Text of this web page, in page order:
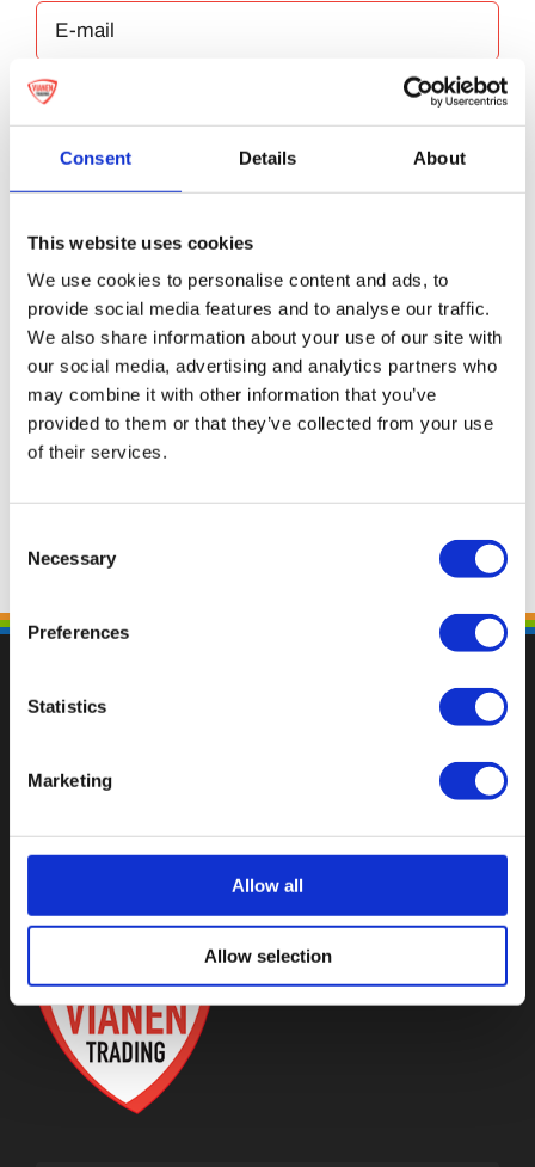
Consent Details About
This website uses cookies
We use cookies to personalise content and ads, to
provide social media features and to analyse our traffic.
We also share information about your use of our site with
our social media, advertising and analytics partners who
may combine it with other information that you’ve
provided to them or that they’ve collected from your use
of their services.
Selection
Necessary
Preferences
Statistics
Marketing
Allow all
Allow selection
Bewaar mijn naam, e-mailadres en website
reageer.
Fallen Sie mit einzigartigen